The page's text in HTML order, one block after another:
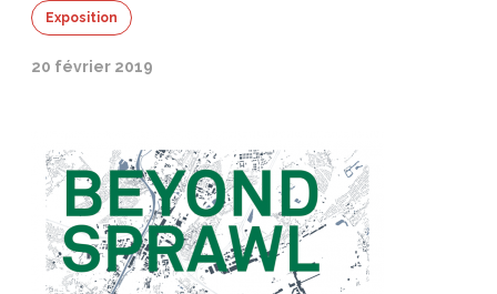
Exposition
20 février 2019